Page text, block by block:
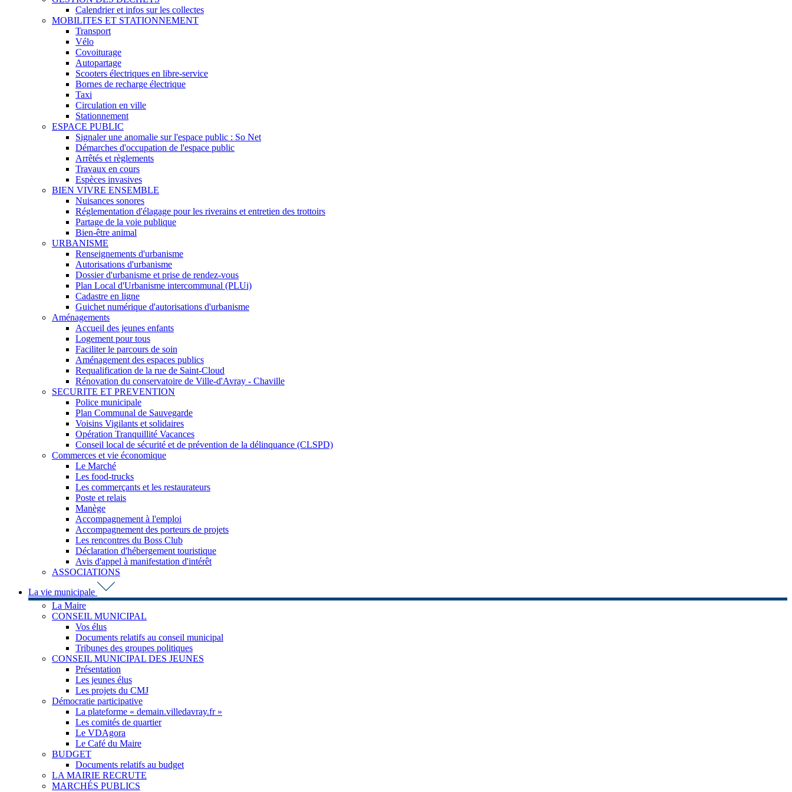
Calendrier et infos sur les collectes
MOBILITES ET STATIONNEMENT
Transport
Vélo
Covoiturage
Autopartage
Scooters électriques en libre-service
Bornes de recharge électrique
Taxi
Circulation en ville
Stationnement
ESPACE PUBLIC
Signaler une anomalie sur l'espace public : So Net
Démarches d'occupation de l'espace public
Arrêtés et règlements
Travaux en cours
Espèces invasives
BIEN VIVRE ENSEMBLE
Nuisances sonores
Réglementation d'élagage pour les riverains et entretien des trottoirs
Partage de la voie publique
Bien-être animal
URBANISME
Renseignements d'urbanisme
Autorisations d'urbanisme
Dossier d'urbanisme et prise de rendez-vous
Plan Local d'Urbanisme intercommunal (PLUi)
Cadastre en ligne
Guichet numérique d'autorisations d'urbanisme
Aménagements
Accueil des jeunes enfants
Logement pour tous
Faciliter le parcours de soin
Aménagement des espaces publics
Requalification de la rue de Saint-Cloud
Rénovation du conservatoire de Ville-d'Avray - Chaville
SECURITE ET PREVENTION
Police municipale
Plan Communal de Sauvegarde
Voisins Vigilants et solidaires
Opération Tranquillité Vacances
Conseil local de sécurité et de prévention de la délinquance (CLSPD)
Commerces et vie économique
Le Marché
Les food-trucks
Les commerçants et les restaurateurs
Poste et relais
Manège
Accompagnement à l'emploi
Accompagnement des porteurs de projets
Les rencontres du Boss Club
Déclaration d'hébergement touristique
Avis d'appel à manifestation d'intérêt
ASSOCIATIONS
La vie municipale
La Maire
CONSEIL MUNICIPAL
Vos élus
Documents relatifs au conseil municipal
Tribunes des groupes politiques
CONSEIL MUNICIPAL DES JEUNES
Présentation
Les jeunes élus
Les projets du CMJ
Démocratie participative
La plateforme « demain.villedavray.fr »
Les comités de quartier
Le VDAgora
Le Café du Maire
BUDGET
Documents relatifs au budget
LA MAIRIE RECRUTE
MARCHÉS PUBLICS